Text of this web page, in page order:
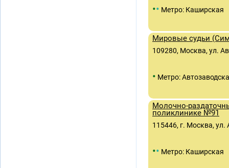
•• Метро: Каширская
Мировые судьи
109280, Москва, ул.
• Метро:
Молочно-
поликлинике №91
115446, г. Москва,
•• Метро: Каширская